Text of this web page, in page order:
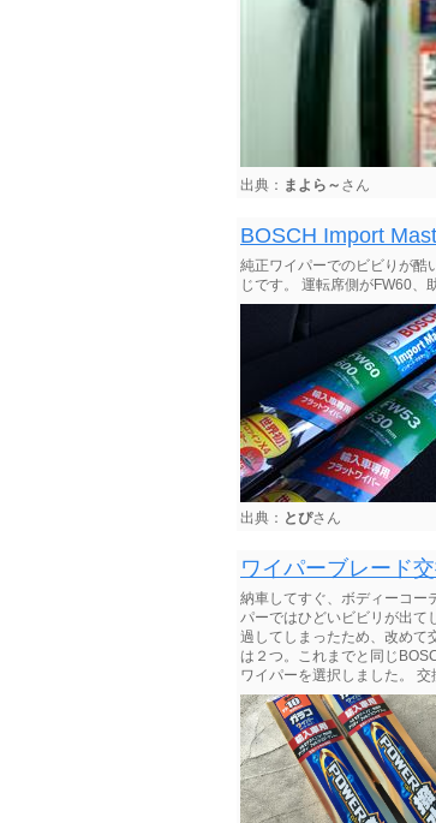
出典： まよら～ さん
BOSCH Import
純正ワイパーでのビビりが酷
じです。 運転席側がFW60、
出典： とぴさん
ワイパーブレード
納車してすぐ、ボディーコー
パーではひどいビビリが出て
過してしまったため、改めて
は２つ。これまでと同じ
ワイパーを選択しました。